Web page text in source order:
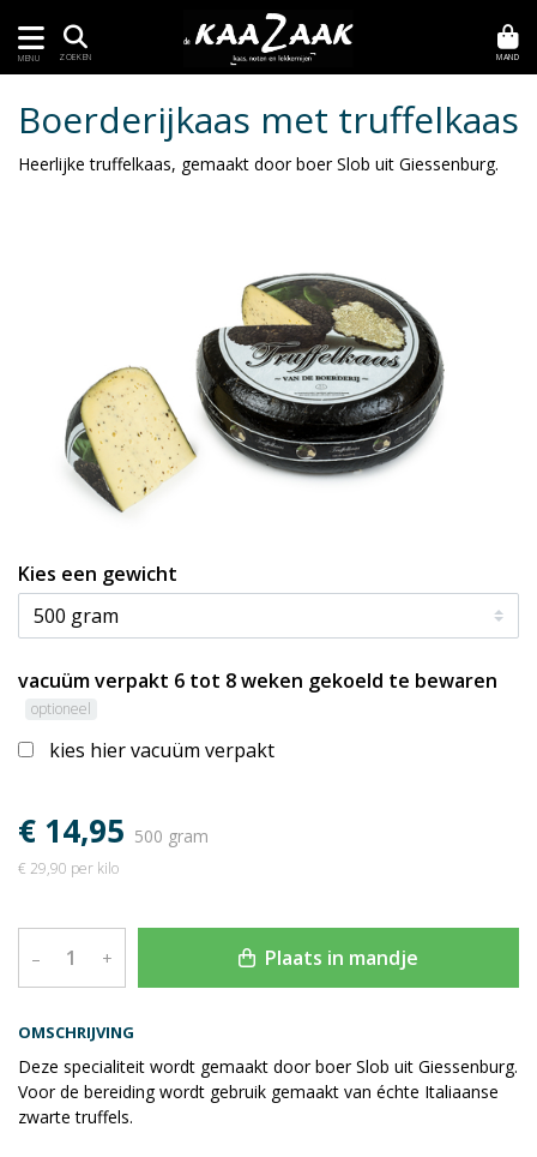
MENU ZOEKEN MAND
OMSCHRIJVING
Deze specialiteit wordt gemaakt door boer Slob uit Giessenburg.
Voor de bereiding wordt gebruik gemaakt van échte Italiaanse
zwarte truffels.
Boerderijkaas met truffelkaas
Heerlijke truffelkaas, gemaakt door boer Slob uit Giessenburg.
Kies een gewicht
vacuüm verpakt 6 tot 8 weken gekoeld te bewaren
optioneel
kies hier vacuüm verpakt
€ 14,95 500 gram
€ 29,90 per kilo
– + Plaats in mandje